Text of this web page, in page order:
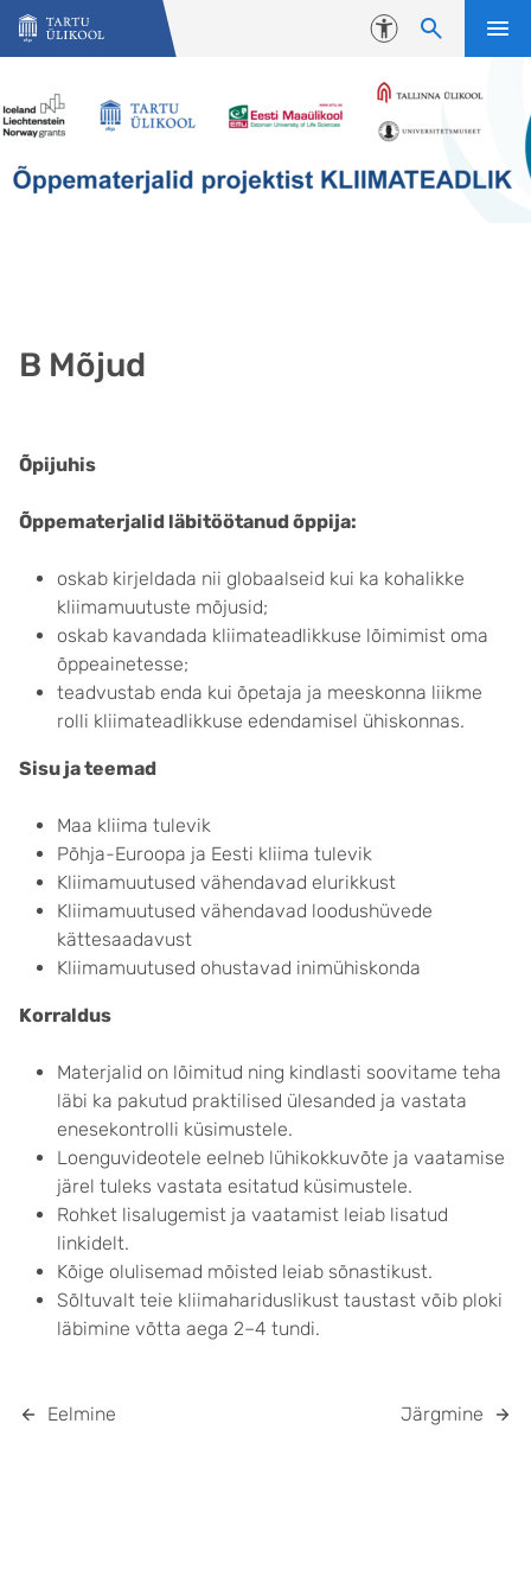
Liigu edasi põhisisu juurde
Juurdepääsetavus
B Mõjud
Õpijuhis
Õppematerjalid läbitöötanud õppija:
oskab kirjeldada nii globaalseid kui ka kohalikke
kliimamuutuste mõjusid;
oskab kavandada kliimateadlikkuse lõimimist oma
õppeainetesse;
teadvustab enda kui õpetaja ja meeskonna liikme
rolli kliimateadlikkuse edendamisel ühiskonnas.
Sisu ja teemad
Maa kliima tulevik
Põhja-Euroopa ja Eesti kliima tulevik
Kliimamuutused vähendavad elurikkust
Kliimamuutused vähendavad loodushüvede
kättesaadavust
Kliimamuutused ohustavad inimühiskonda
Korraldus
Materjalid on lõimitud ning kindlasti soovitame teha
läbi ka pakutud praktilised ülesanded ja vastata
enesekontrolli küsimustele.
Loenguvideotele eelneb lühikokkuvõte ja vaatamise
järel tuleks vastata esitatud küsimustele.
Rohket lisalugemist ja vaatamist leiab lisatud
linkidelt.
Kõige olulisemad mõisted leiab sõnastikust.
Sõltuvalt teie kliimahariduslikust taustast võib ploki
läbimine võtta aega 2–4 tundi.
Eelmine Järgmine